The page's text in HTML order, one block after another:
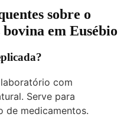
sobre o
em Eusébio
com
Serve para
de medicamentos.